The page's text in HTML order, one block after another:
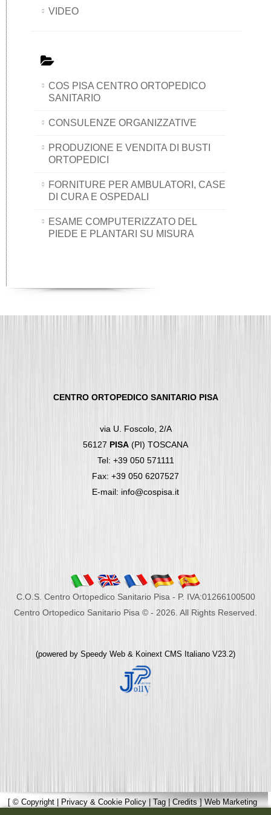
VIDEO
COS PISA CENTRO ORTOPEDICO
SANITARIO
CONSULENZE ORGANIZZATIVE
PRODUZIONE E VENDITA DI BUSTI
ORTOPEDICI
FORNITURE PER AMBULATORI, CASE
DI CURA E OSPEDALI
ESAME COMPUTERIZZATO DEL
PIEDE E PLANTARI SU MISURA
CENTRO ORTOPEDICO SANITARIO PISA
via U. Foscolo, 2/A
56127 PISA (PI) TOSCANA
Tel: +39 050 571111
Fax: +39 050 6207527
E-mail: info@cospisa.it
C.O.S. Centro Ortopedico Sanitario Pisa - P. IVA:01266100500
Centro Ortopedico Sanitario Pisa © - 2026. All Rights Reserved.
(powered by Speedy Web & Koinext CMS Italiano V23.2)
[ © Copyright | Privacy & Cookie Policy | Tag|Credits]Web Marketing